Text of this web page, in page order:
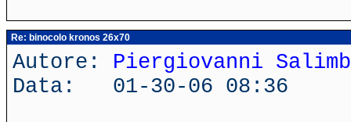
Re: binocolo kronos 26x70
Autore: Piergiovanni
Data: 01-30-06 08:36